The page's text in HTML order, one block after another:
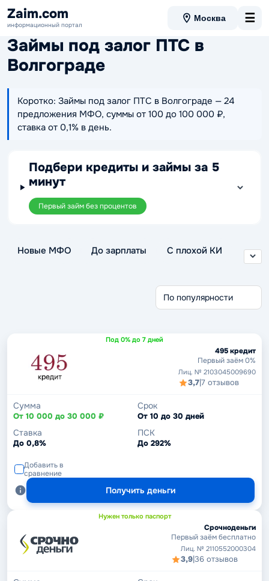
Zaim.com
информационный портал
Москва ☰
Займы под залог ПТС в
Волгограде
Коротко: Займы под залог ПТС в Волгограде — 24
предложения МФО, суммы от 100 до 100 000 ₽,
ставка от 0,1% в день.
Подбери кредиты и займы за 5
минут
Первый займ без процентов
Новые МФО До зарплаты С плохой КИ
Срочные займы
Под 0% до 7 дней
495 кредит
Первый заём 0%
Лиц. № 2103045009690
3,7|7 отзывов
Сумма
От 10 000 до 30 000 ₽
Срок
От 10 до 30 дней
Ставка
До 0,8%
ПСК
До 292%
Добавить в
сравнение
Получить деньги
Нужен только паспорт
Срочноденьги
Первый заём бесплатно
Лиц. № 2110552000304
3,9|36 отзывов